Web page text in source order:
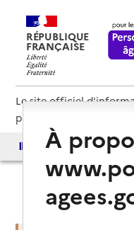
RÉPUBLIQUE
FRANÇAISE
Le site officiel
personnes âgées et les
Accès aux annuaires
À